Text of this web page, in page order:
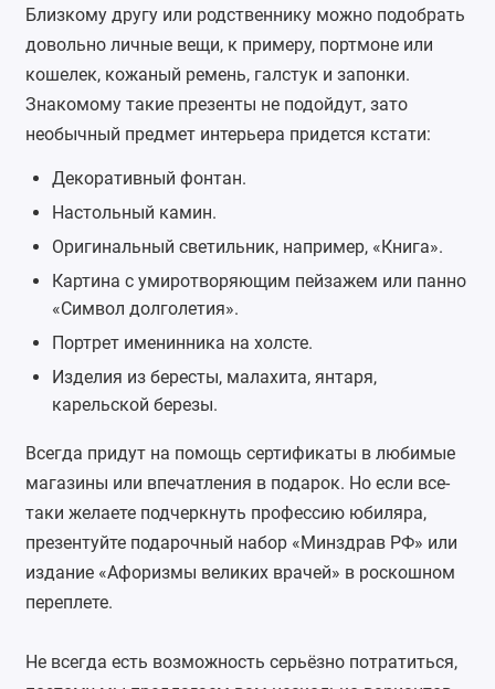
Близкому другу или родственнику можно подобрать
довольно личные вещи, к примеру, портмоне или
кошелек, кожаный ремень, галстук и запонки.
Знакомому такие презенты не подойдут, зато
необычный предмет интерьера придется кстати:
Декоративный фонтан.
Настольный камин.
Оригинальный светильник, например, «Книга».
Картина с умиротворяющим пейзажем или панно
«Символ долголетия».
Портрет именинника на холсте.
Изделия из бересты, малахита, янтаря,
карельской березы.
Всегда придут на помощь сертификаты в любимые
магазины или впечатления в подарок. Но если все-
таки желаете подчеркнуть профессию юбиляра,
презентуйте подарочный набор «Минздрав РФ» или
издание «Афоризмы великих врачей» в роскошном
переплете.
Не всегда есть возможность серьёзно потратиться,